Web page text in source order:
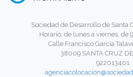
Sociedad de Desarrollo de Santa
Horario: de lunes a viernes, de
Calle Francisco García
38009 SANTA CRUZ
922013401